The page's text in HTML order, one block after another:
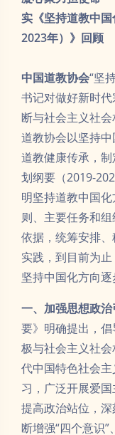
实《坚持道教中
2023年）》回顾
中国道教协会“坚
书记对做好新时
断与社会主义社
道教协会以坚持
道教健康传承，
划纲要（2019-
明坚持道教中国
则、主要任务和
依据，统筹安排
实践，到目前为
坚持中国化方向逐
一、加强思想政
要》明确提出，
极与社会主义社
代中国特色社会
习，广泛开展爱
提高政治站位，
断增强“四个意识”